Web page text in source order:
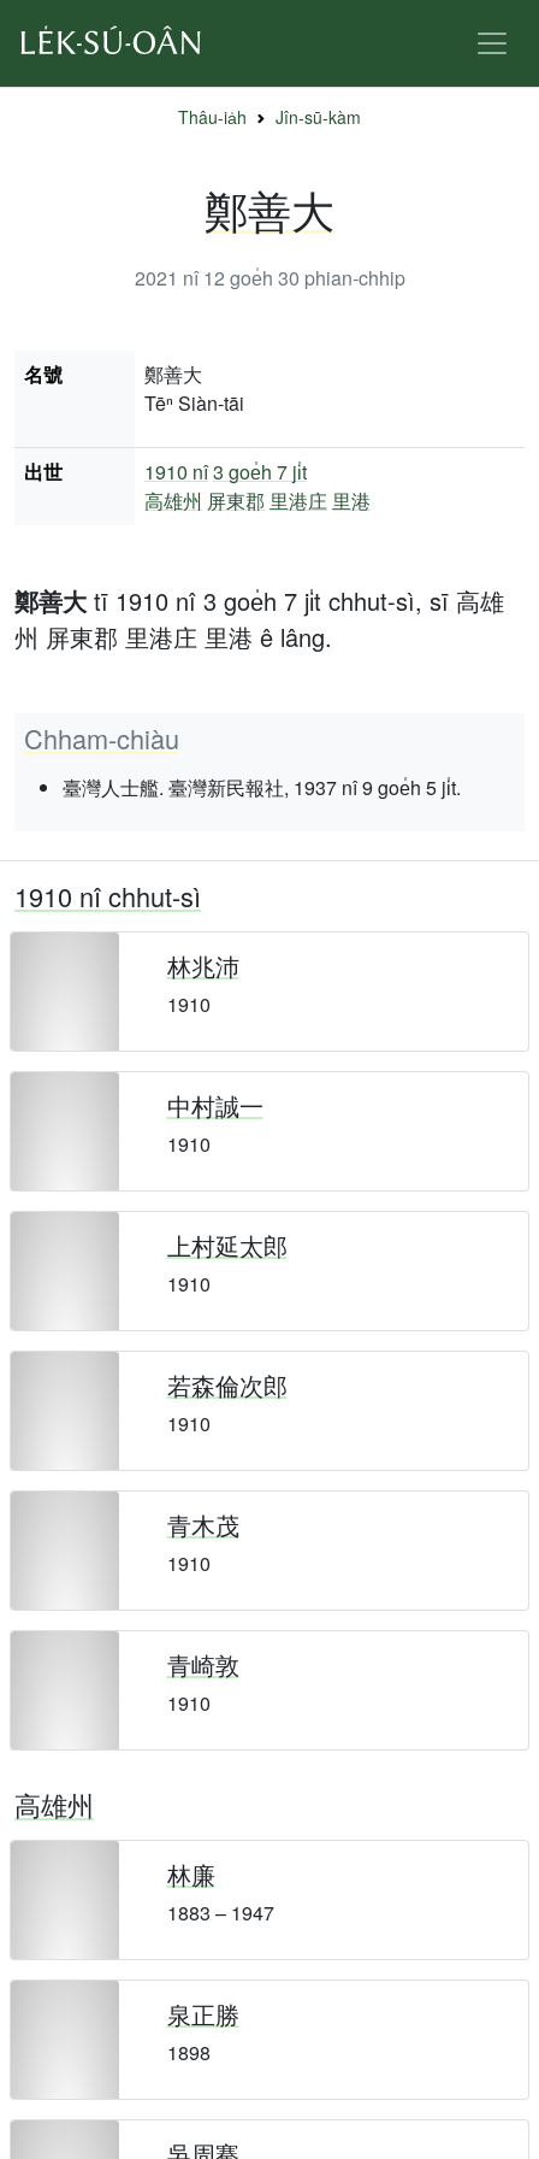
Thâu-ia̍h Jîn-sū-kàm
鄭善大
2021 nî 12 goe̍h 30 phian-chhip
鄭善大 tī 1910 nî 3 goe̍h 7 ji̍t chhut-sì, sī 高雄
州 屏東郡 里港庄 里港 ê lâng.
Chham-chiàu
臺灣人士艦. 臺灣新民報社, 1937 nî 9 goe̍h 5 ji̍t.
名號
鄭善大
Tēⁿ Siàn-tāi
出世 1910 nî3 goe̍h 7 ji̍t
高雄州 屏東郡 里港庄 里港
1910 nî chhut-sì
林兆沛
1910
中村誠一
1910
上村延太郎
1910
若森倫次郎
1910
青木茂
1910
青崎敦
1910
高雄州
林廉
1883 – 1947
泉正勝
1898